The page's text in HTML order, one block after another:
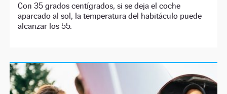
Con 35 grados centígrados, si se deja el coche
aparcado al sol, la temperatura del habitáculo puede
alcanzar los 55.